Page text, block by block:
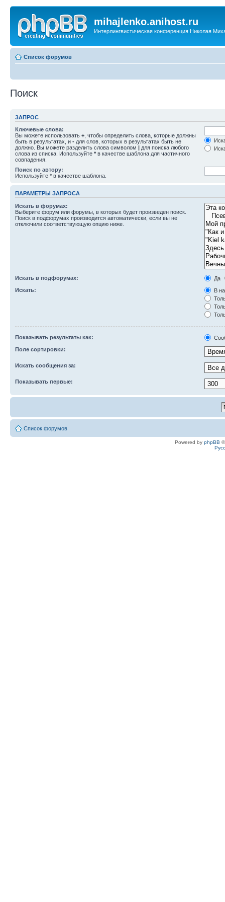
mihajlenko.anihost.ru
Интерлингвистическая конференция Николая
Список форумов
Поиск
ЗАПРОС
Ключевые слова:
Вы можете использовать + , чтобы определить слова, которые должны
быть в результатах, и - для слов, которых в результатах быть не
должно. Вы можете разделить слова символом | для поиска любого
слова из списка. Используйте * в качестве шаблона для частичного
совпадения.
Поиск по автору:
Используйте * в качестве шаблона.
ПАРАМЕТРЫ ЗАПРОСА
Искать в форумах:
Выберите форум или форумы, в которых будет произведен поиск.
Поиск в подфорумах производится автоматически, если вы не
отключили соответствующую опцию ниже.
Искать в подфорумах:
Да
Искать:
В
Показывать результаты как:
Поле сортировки:
Искать сообщения за:
Показывать первые:
Список форумов
Powered by phpBB